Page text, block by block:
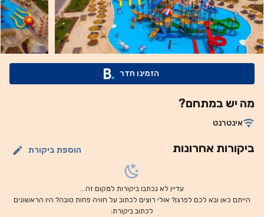
לשחק טניס וטניס שולחן באתר נופש, ותוכלו גם להתפנק בספא
לאורחים. אתר הנופש מציע גם שירות השכרת רכב. אתר הצלילה
תאטרון (Theatre) נמצא במרחק של 1.2 ק"מ, ריף טמפל
(Temple) נמצא במרחק של 1.3 ק"מ ושדה התעופה הבינלאומי של
שארם א-שייח במרחק של 15 ק"מ משם.
הזמינו חדר
מה יש במתחם?
אינטרנט
ביקורות אחרונות הוספת ביקורת
עדיין לא נכתבו ביקורות למקום זה...
הייתם כאן ובא לכם לפרגן? אולי רוצים לכתוב על חוויה פחות טובה? היו הראשונים
לכתוב ביקורת: